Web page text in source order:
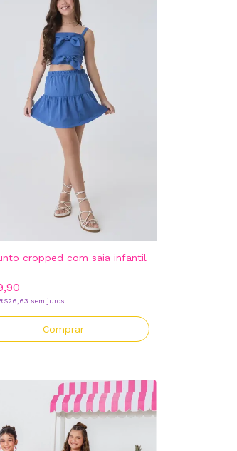
cropped com saia infantil
R$26,63 sem juros
Comprar